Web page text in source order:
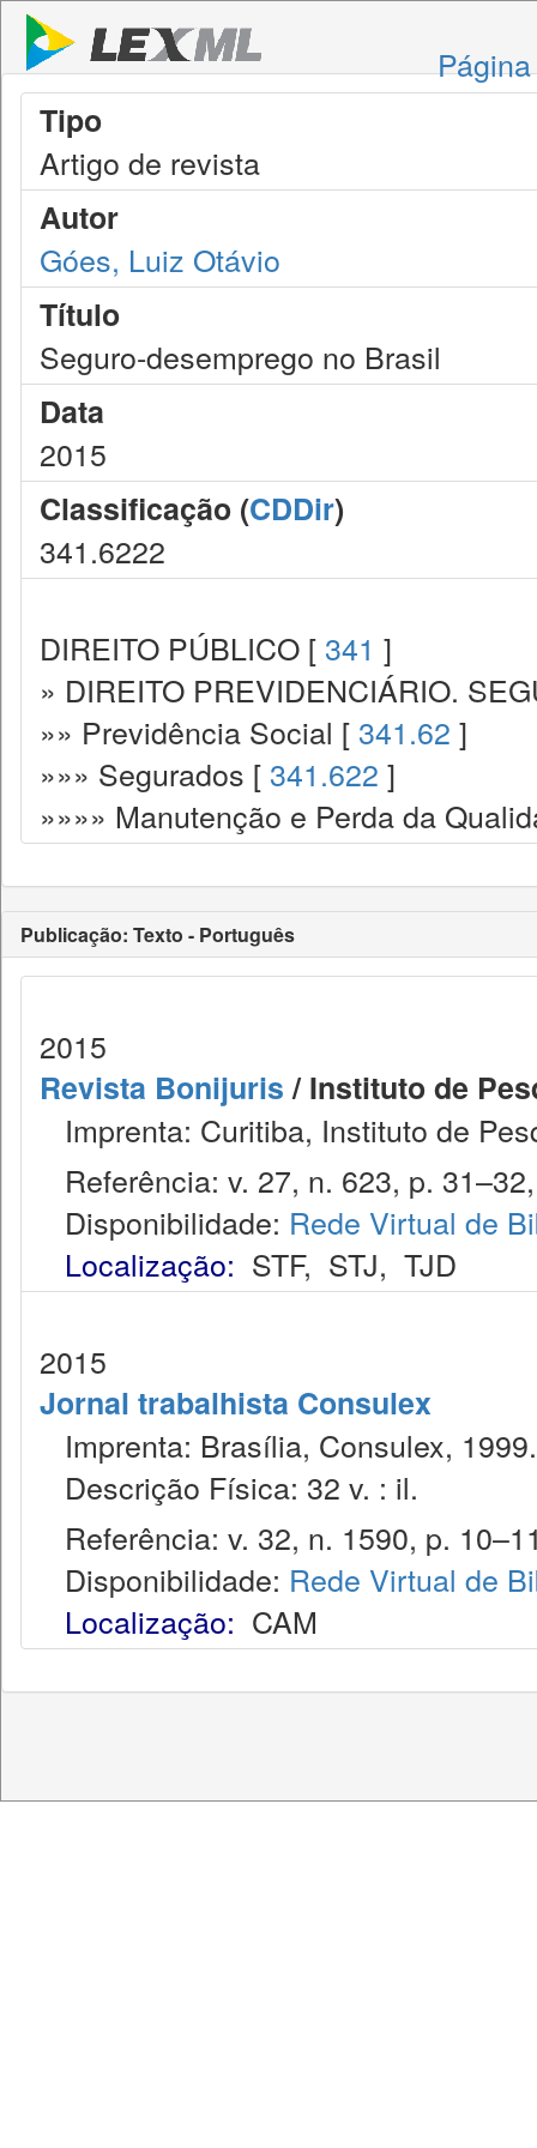
Tipo
Artigo de revista
Autor
Góes, Luiz Otávio
Título
Seguro-desemprego no Brasil
Data
2015
Classificação (CDDir)
341.6222
DIREITO PÚBLICO [ 341 ]
» DIREITO PREVIDENCIÁRIO.
»» Previdência Social [ 341.62 ]
»»» Segurados [ 341.622 ]
»»»» Manutenção e Perda da
Publicação: Texto - Português
2015
Revista Bonijuris/ Instituto de
Imprenta: Curitiba, Instituto de
Referência: v. 27, n. 623, p.
Disponibilidade: Rede Virtual de
Localização: STF, STJ, TJD
2015
Jornal trabalhista Consulex
Imprenta: Brasília, Consulex, 1999.
Descrição Física: 32 v. : il.
Referência: v. 32, n. 1590, p.
Disponibilidade: Rede Virtual de
Localização: CAM